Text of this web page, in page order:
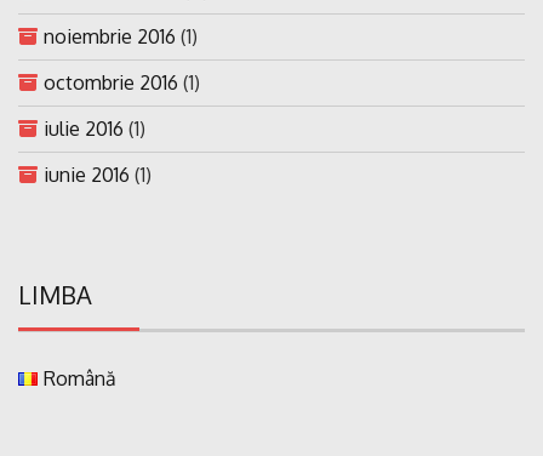
noiembrie 2016 (1)
octombrie 2016 (1)
iulie 2016 (1)
iunie 2016 (1)
LIMBA
Română